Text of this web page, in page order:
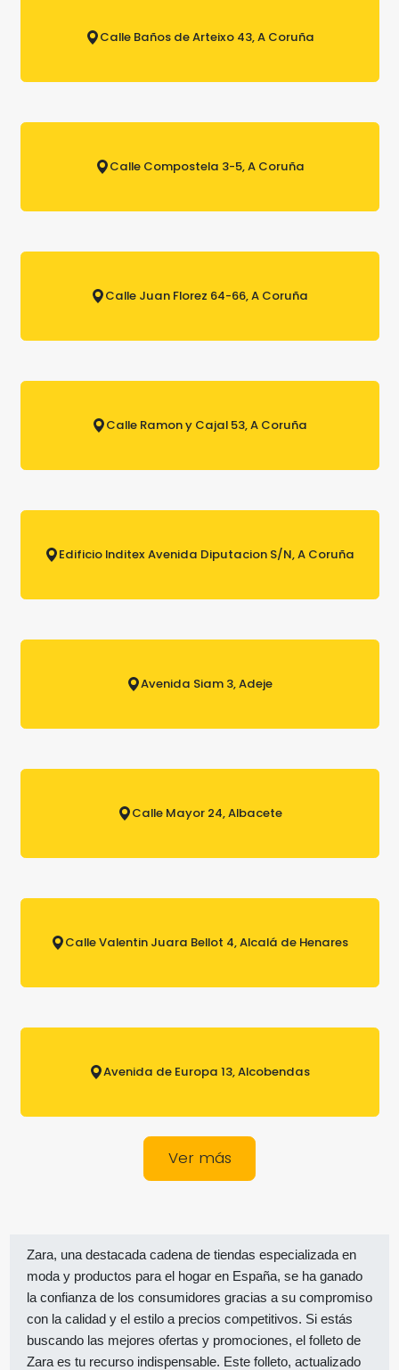
Calle Baños de Arteixo 43, A Coruña
Calle Compostela 3-5, A Coruña
Calle Juan Florez 64-66, A Coruña
Calle Ramon y Cajal 53, A Coruña
Edificio Inditex Avenida Diputacion S/N, A Coruña
Avenida Siam 3, Adeje
Calle Mayor 24, Albacete
Calle Valentin Juara Bellot 4, Alcalá de Henares
Avenida de Europa 13, Alcobendas
Ver más
Zara, una destacada cadena de tiendas especializada en
moda y productos para el hogar en España, se ha ganado
la confianza de los consumidores gracias a su compromiso
con la calidad y el estilo a precios competitivos. Si estás
buscando las mejores ofertas y promociones, el folleto de
Zara es tu recurso indispensable. Este folleto, actualizado